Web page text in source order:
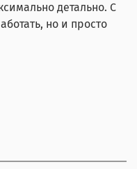
детально. С
но и просто